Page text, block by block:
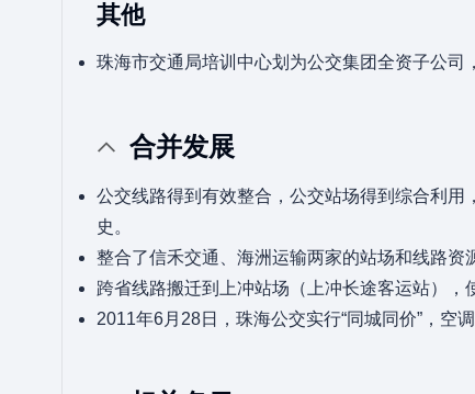
其他
珠海市交通局培训中心划为公交集团全资子公司
合并发展
公交线路得到有效整合，公交站场得到综合利
史。
整合了信禾交通、海洲运输两家的站场和线路资
跨省线路搬迁到上冲站场（上冲长途客运站），
2011年6月28日，珠海公交实行“同城同价”，空